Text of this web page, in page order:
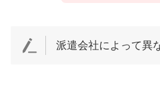
派遣会社によって異